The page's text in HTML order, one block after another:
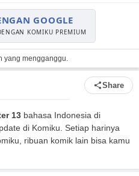
GOOGLE
KOMIKU PREMIUM
yang mengganggu.
Share
13 bahasa Indonesia di
di Komiku. Setiap harinya
ribuan komik lain bisa kamu